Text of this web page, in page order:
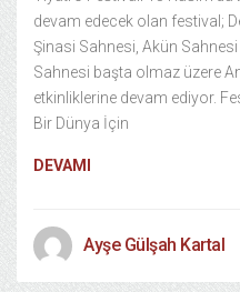
devam edecek olan festival;
Şinasi Sahnesi, Akün
Sahnesi başta olmaz üzere
etkinliklerine devam ediyor.
Bir Dünya İçin
DEVAMI
Ayşe Gülşah Kartal